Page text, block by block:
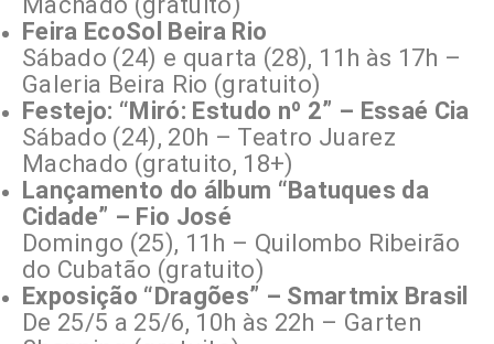
Feira EcoSol Beira Rio
Sábado (24) e quarta (28), 11h às 17h –
Galeria Beira Rio (gratuito)
Festejo: “Miró: Estudo nº 2” – Essaé Cia
Sábado (24), 20h – Teatro Juarez
Machado (gratuito, 18+)
Lançamento do álbum “Batuques da
Cidade” – Fio José
Domingo (25), 11h – Quilombo Ribeirão
do Cubatão (gratuito)
Exposição “Dragões” – Smartmix Brasil
De 25/5 a 25/6, 10h às 22h – Garten